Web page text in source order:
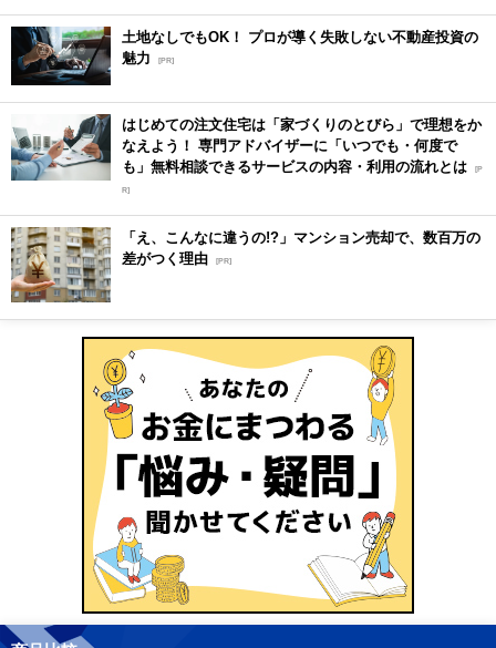
土地なしでもOK！ プロが導く失敗しない不動産投資の
魅力
[PR]
はじめての注文住宅は「家づくりのとびら」で理想をか
なえよう！ 専門アドバイザーに「いつでも・何度で
も」無料相談できるサービスの内容・利用の流れとは [P
R]
「え、こんなに違うの!?」マンション売却で、数百万の
差がつく理由 [PR]